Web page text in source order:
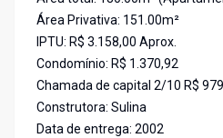
Área Privativa: 151.00m²
IPTU: R$ 3.158,00 Aprox.
Condomínio: R$ 1.370,92
Chamada de capital 2/10 R$
Construtora: Sulina
Data de entrega: 2002